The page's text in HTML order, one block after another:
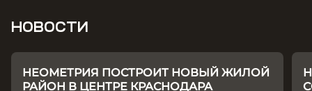
НОВОСТИ
НЕОМЕТРИЯ ПОСТРОИТ НОВЫЙ ЖИЛОЙ
РАЙОН В ЦЕНТРЕ КРАСНОДАРА